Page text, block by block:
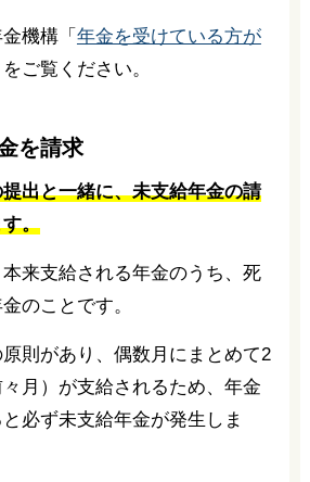
機構「 年金を受けている方が
をご覧ください。
を請求
出と一緒に、未支給年金の請
。
来支給される年金のうち、死
のことです。
則があり、偶数月にまとめて2
月）が支給されるため、年金
必ず未支給年金が発生しま